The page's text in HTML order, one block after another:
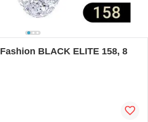
BLACK ELITE 158, 8